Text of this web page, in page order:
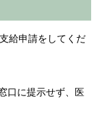
給申請をしてくだ
口に提示せず、医